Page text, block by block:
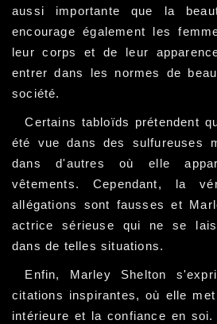
aussi importante que la
encourage également les
leur corps et de leur
entrer dans les normes de
société.
Certains tabloïds prétendent
été vue dans des sulfureuses
dans d'autres où elle
vêtements. Cependant, la
allégations sont fausses et
actrice sérieuse qui ne se
dans de telles situations.
Enfin, Marley Shelton
citations inspirantes, où elle
intérieure et la confiance en soi.